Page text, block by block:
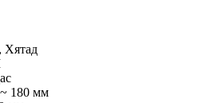
Хятад
180 мм